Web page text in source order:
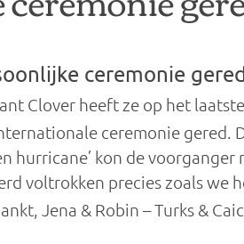
ceremonie
Clover heeft ze op het
ceremonie gered.
hurricane’ kon de
voltrokken precies zoals we
Jena & Robin – Turks &